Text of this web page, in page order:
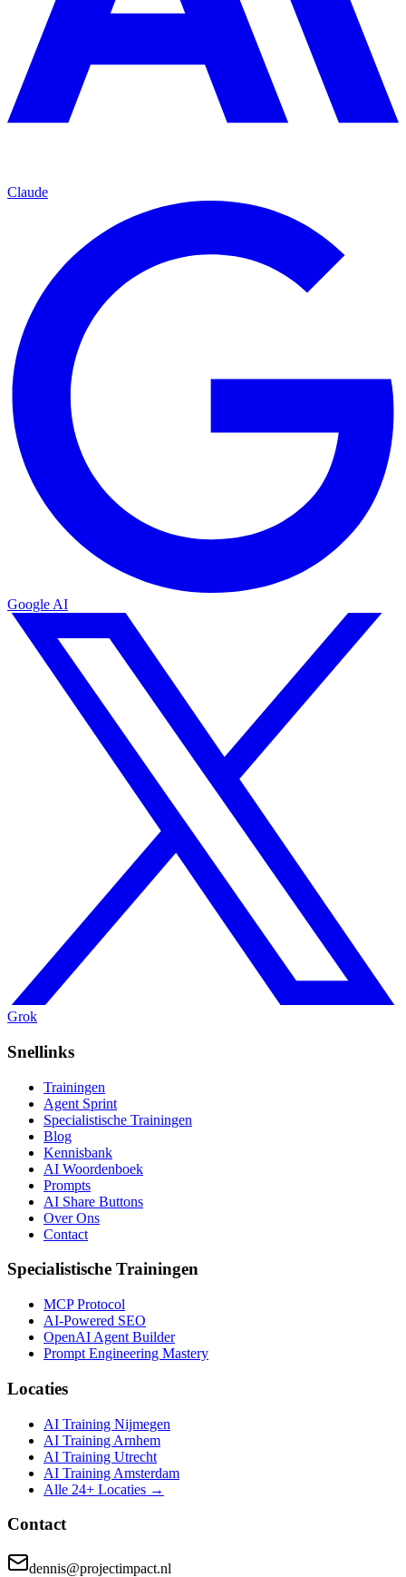
Claude
Google AI
Grok
Snellinks
Trainingen
Agent Sprint
Specialistische Trainingen
Blog
Kennisbank
AI Woordenboek
Prompts
AI Share Buttons
Over Ons
Contact
Specialistische Trainingen
MCP Protocol
AI-Powered SEO
OpenAI Agent Builder
Prompt Engineering Mastery
Locaties
AI Training Nijmegen
AI Training Arnhem
AI Training Utrecht
AI Training Amsterdam
Alle 24+ Locaties →
Contact
dennis@projectimpact.nl